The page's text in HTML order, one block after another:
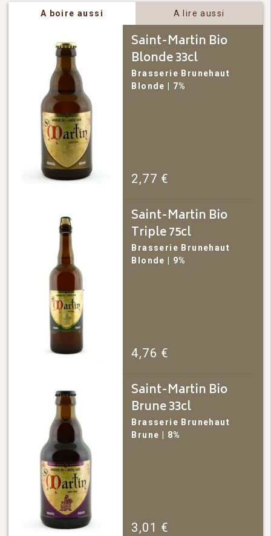
A boire aussi A lire aussi
Saint-Martin Bio
Blonde 33cl
Brasserie Brunehaut
Blonde
| 7%
2,77 €
Saint-Martin Bio
Triple 75cl
Brasserie Brunehaut
Blonde
| 9%
4,76 €
Saint-Martin Bio
Brune 33cl
Brasserie Brunehaut
Brune
| 8%
3,01 €